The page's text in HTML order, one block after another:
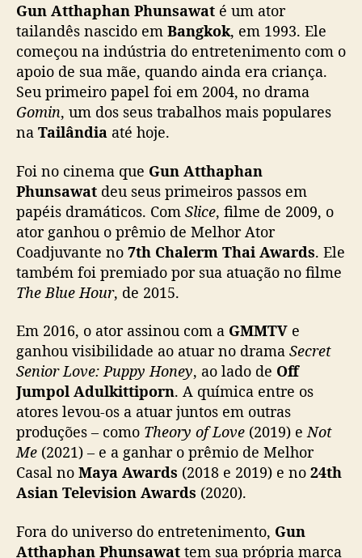
u
n
A
t
t
h
a
n
P
h
u
n
a
t
p
a
r
a
v
o
c
s
s
Gun Atthaphan Phunsawat é um ator
tailandês nascido em Bangkok, em 1993. Ele
começou na indústria do entretenimento com o
apoio de sua mãe, quando ainda era criança.
Seu primeiro papel foi em 2004, no drama
Gomin, um dos seus trabalhos mais populares
na Tailândia até hoje.
Foi no cinema que Gun Atthaphan
Phunsawat deu seus primeiros passos em
papéis dramáticos. Com Slice, filme de 2009, o
ator ganhou o prêmio de Melhor Ator
Coadjuvante no 7th Chalerm Thai Awards. Ele
também foi premiado por sua atuação no filme
The Blue Hour, de 2015.
Em 2016, o ator assinou com a GMMTV e
ganhou visibilidade ao atuar no drama Secret
Senior Love: Puppy Honey, ao lado de Off
Jumpol Adulkittiporn. A química entre os
atores levou-os a atuar juntos em outras
produções – como Theory of Love (2019) eNot
Me (2021) – e a ganhar o prêmio de Melhor
Casal no Maya Awards (2018 e 2019) e no 24th
Asian Television Awards (2020).
Fora do universo do entretenimento, Gun
Atthaphan Phunsawat tem sua própria marca